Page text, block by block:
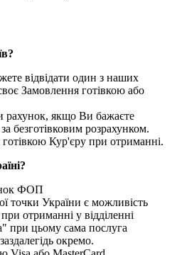
?
відвідати один з наших
Замовлення готівкою або
якщо Ви бажаєте
безготівковим розрахунком.
Кур'єру при отриманні.
ФОП
точки України є можливість
отриманні у відділенні
при цьому сама послуга
окремо.